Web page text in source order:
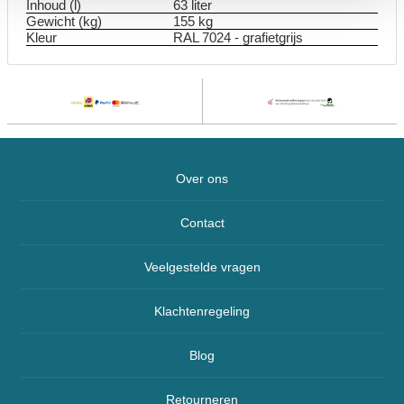
Inhoud (l)
63 liter
Gewicht (kg)
155 kg
Kleur
RAL 7024 - grafietgrijs
Over ons
Contact
Veelgestelde vragen
Klachtenregeling
Blog
Retourneren